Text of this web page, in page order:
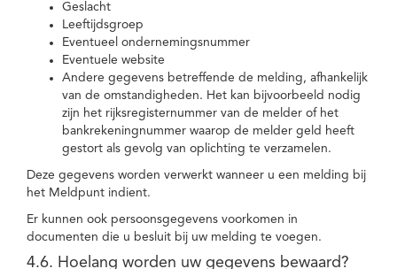
Geslacht
Leeftijdsgroep
Eventueel ondernemingsnummer
Eventuele website
Andere gegevens betreffende de melding, afhankelijk
van de omstandigheden. Het kan bijvoorbeeld nodig
zijn het rijksregisternummer van de melder of het
bankrekeningnummer waarop de melder geld heeft
gestort als gevolg van oplichting te verzamelen.
Deze gegevens worden verwerkt wanneer u een melding bij
het Meldpunt indient.
Er kunnen ook persoonsgegevens voorkomen in
documenten die u besluit bij uw melding te voegen.
4.6. Hoelang worden uw gegevens bewaard?